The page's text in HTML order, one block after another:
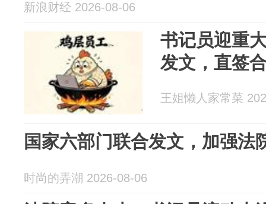
新浪财经 2026-08-06
书记员迎重
发文，直签
王姐懒人家常菜
国家六部门联合发文，加强法
时尚的弄潮 2026-08-06